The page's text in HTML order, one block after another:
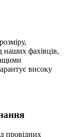
наших фахівців,
високу
провідних